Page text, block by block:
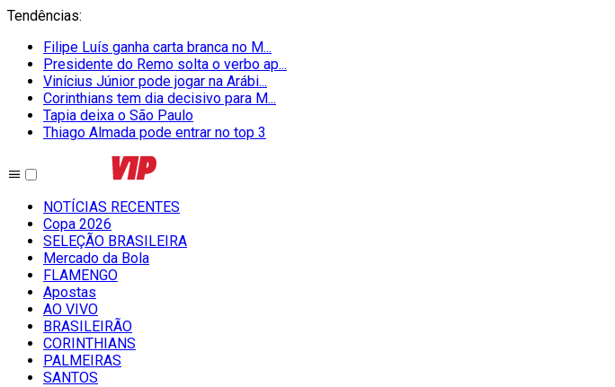
Tendências:
Filipe Luís ganha carta branca no M...
Presidente do Remo solta o verbo ap...
Vinícius Júnior pode jogar na Arábi...
Corinthians tem dia decisivo para M...
Tapia deixa o São Paulo
Thiago Almada pode entrar no top 3
NOTÍCIAS RECENTES
Copa 2026
SELEÇÃO BRASILEIRA
Mercado da Bola
FLAMENGO
Apostas
AO VIVO
BRASILEIRÃO
CORINTHIANS
PALMEIRAS
SANTOS